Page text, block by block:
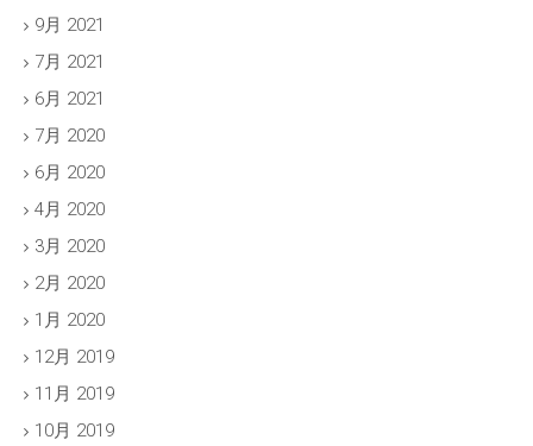
9月 2021
7月 2021
6月 2021
7月 2020
6月 2020
4月 2020
3月 2020
2月 2020
1月 2020
12月 2019
11月 2019
10月 2019